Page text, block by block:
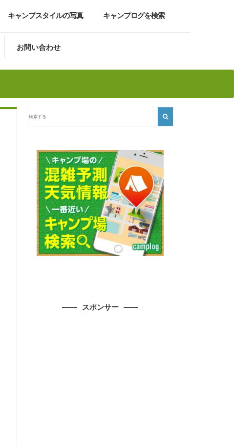
キャンプスタイルの写真 キャンプログを検索
お問い合わせ
スポンサー